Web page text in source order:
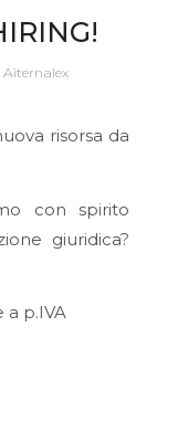
Aiternalex
risorsa da
con spirito
giuridica?
a p.IVA